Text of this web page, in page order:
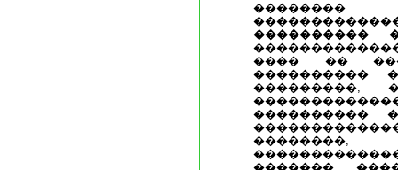
����������
���� ��
����������
���������,
����������
��������,
�������